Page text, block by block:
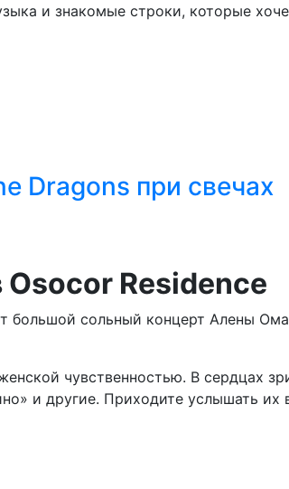
и знакомые строки, которые
Dragons при свечах
Residence
большой сольный концерт Алены
чувственностью. В сердцах
и другие. Приходите услышать их